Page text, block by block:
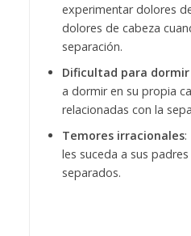
experimentar dolores
dolores de cabeza
separación.
Dificultad para dormir
a dormir en su propia
relacionadas con la
Temores irracionales:
les suceda a sus
separados.